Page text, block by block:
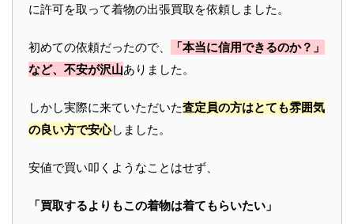
に許可を取って着物の出張買取を依頼しました。
初めての依頼だったので、
「本当に信用できるのか？」
など、不安が沢山ありました。
しかし実際に来ていただいた査定員の方はとても雰囲気
の良い方で安心しました。
安値で買い叩くようなことはせず、
「買取するよりもこの着物は着てもらいたい」